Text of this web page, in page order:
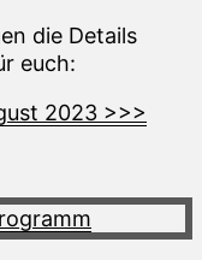
die Details
euch:
2023 >>>